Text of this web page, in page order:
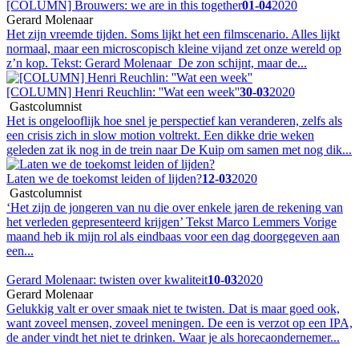
[COLUMN] Brouwers: we are in this together01-042020
Gerard Molenaar
Het zijn vreemde tijden. Soms lijkt het een filmscenario. Alles lijkt
normaal, maar een microscopisch kleine vijand zet onze wereld op
z’n kop. Tekst: Gerard Molenaar De zon schijnt, maar de...
[COLUMN] Henri Reuchlin: ''Wat een week''30-032020
Gastcolumnist
Het is ongelooflijk hoe snel je perspectief kan veranderen, zelfs als
een crisis zich in slow motion voltrekt. Een dikke drie weken
geleden zat ik nog in de trein naar De Kuip om samen met nog dik...
Laten we de toekomst leiden of lijden?12-032020
Gastcolumnist
‘Het zijn de jongeren van nu die over enkele jaren de rekening van
het verleden gepresenteerd krijgen’ Tekst Marco Lemmers Vorige
maand heb ik mijn rol als eindbaas voor een dag doorgegeven aan
een...
Gerard Molenaar: twisten over kwaliteit10-032020
Gerard Molenaar
Gelukkig valt er over smaak niet te twisten. Dat is maar goed ook,
want zoveel mensen, zoveel meningen. De een is verzot op een IPA,
de ander vindt het niet te drinken. Waar je als horecaondernemer...